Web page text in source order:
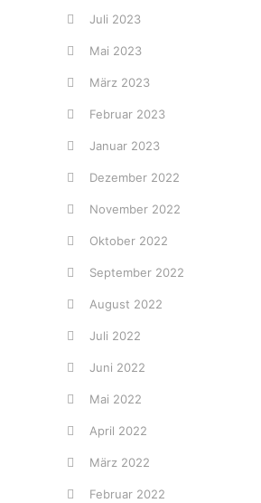
Juli 2023
Mai 2023
März 2023
Februar 2023
Januar 2023
Dezember 2022
November 2022
Oktober 2022
September 2022
August 2022
Juli 2022
Juni 2022
Mai 2022
April 2022
März 2022
Februar 2022